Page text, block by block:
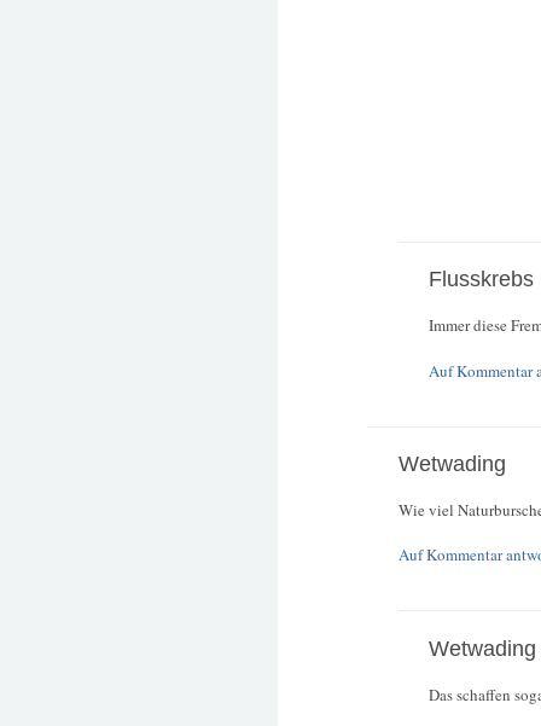
Flusskrebs
Immer diese
Auf Kommentar
Wetwading
Wie viel
Auf Kommentar
Wetwading
Das schaffen